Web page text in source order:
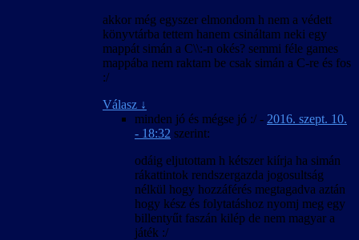
akkor még egyszer elmondom h nem a védett
könyvtárba tettem hanem csináltam neki egy
mappát simán a C\\:-n okés? semmi féle games
mappába nem raktam be csak simán a C-re és fos
:/
Válasz ↓
minden jó és mégse jó :/ - 2016. szept. 10.
- 18:32 szerint:
odáig eljutottam h kétszer kiírja ha simán
rákattintok rendszergazda jogosultság
nélkül hogy hozzáférés megtagadva aztán
hogy kész és folytatáshoz nyomj meg egy
billentyűt faszán kilép de nem magyar a
játék :/